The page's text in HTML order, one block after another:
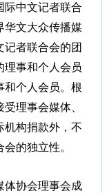
际中文记者联合
华文大众传播媒
记者联合会的团
理事和个人会员
和个人会员。根
理事会媒体、
机构捐款外，不
的独立性。
体协会理事会成